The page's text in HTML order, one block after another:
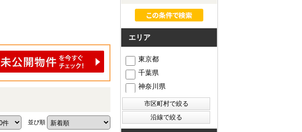
並び順
エリア
東京都
千葉県
神奈川県